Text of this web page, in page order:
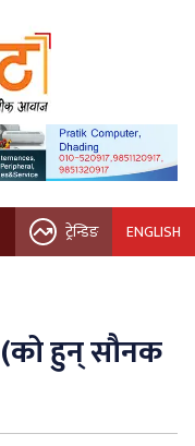
ट्रेन्डिङ ENGLISH
हुन् सौनक